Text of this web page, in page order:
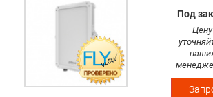
Под
Цену